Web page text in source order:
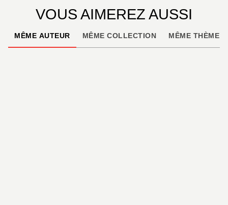
VOUS AIMEREZ AUSSI
MÊME AUTEUR MÊME COLLECTION MÊME THÈME